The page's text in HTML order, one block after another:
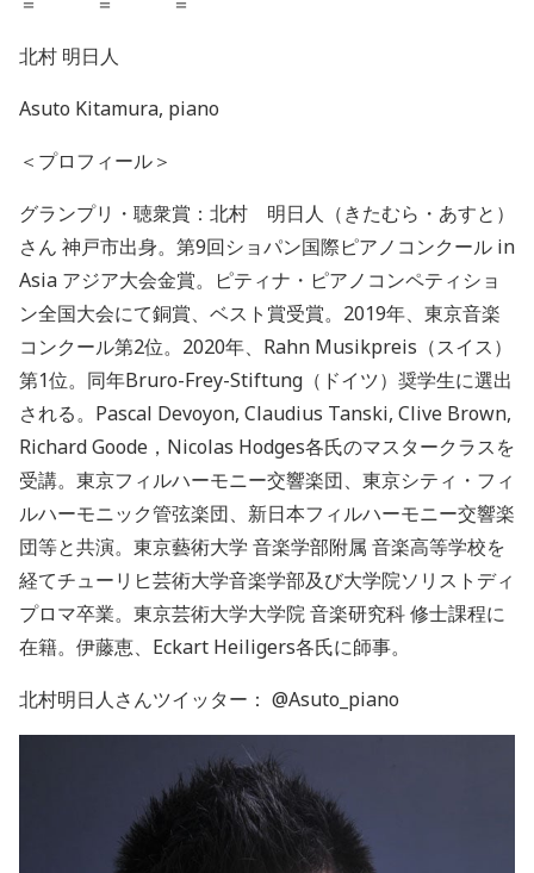
北村 明日人
Asuto Kitamura, piano
＜プロフィール＞
グランプリ・聴衆賞：北村 明日人（きたむら・あすと）
さん 神戸市出身。第9回ショパン国際ピアノコンクール in
Asia アジア大会金賞。ピティナ・ピアノコンペティショ
ン全国大会にて銅賞、ベスト賞受賞。2019年、東京音楽
コンクール第2位。2020年、Rahn Musikpreis（スイス）
第1位。同年Bruro-Frey-Stiftung（ドイツ）奨学生に選出
される。Pascal Devoyon, Claudius Tanski, Clive Brown,
Richard Goode，Nicolas Hodges各氏のマスタークラスを
受講。東京フィルハーモニー交響楽団、東京シティ・フィ
ルハーモニック管弦楽団、新日本フィルハーモニー交響楽
団等と共演。東京藝術大学 音楽学部附属 音楽高等学校を
経てチューリヒ芸術大学音楽学部及び大学院ソリストディ
プロマ卒業。東京芸術大学大学院 音楽研究科 修士課程に
在籍。伊藤恵、Eckart Heiligers各氏に師事。
北村明日人さんツイッター： @Asuto_piano